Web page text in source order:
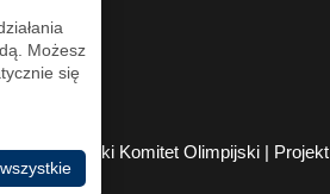
2026 Polski Komitet Olimpijski |
Możesz
się